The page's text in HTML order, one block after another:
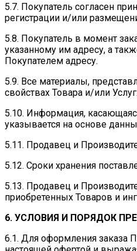
5.7. Покупатель согласен
регистрации и/или
5.8. Покупатель в момент
указанному им адресу, а
Покупателем адресу.
5.9. Все материалы,
свойствах Товара и/или Услуг.
5.10. Информация,
указывается на основе
5.11. Продавец и
5.12. Сроки хранения
5.13. Продавец и
приобретенных Товаров и
6. УСЛОВИЯ И ПОРЯДОК
6.1. Для оформления заказа